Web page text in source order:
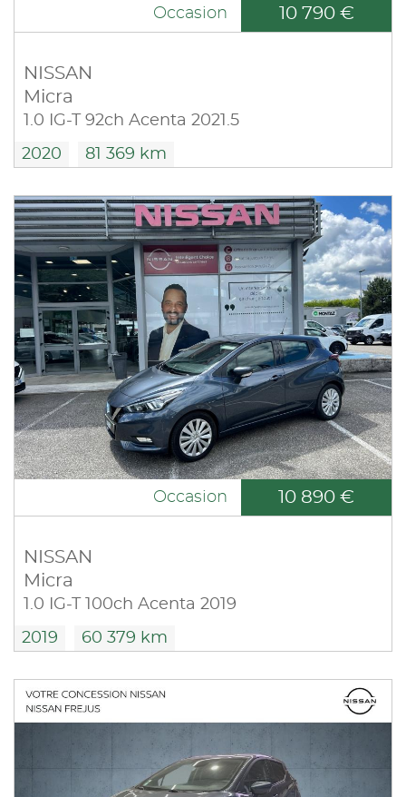
Occasion 10 790 €
NISSAN
Micra
1.0 IG-T 92ch Acenta 2021.5
2020 81 369 km
Occasion 10 890 €
NISSAN
Micra
1.0 IG-T 100ch Acenta 2019
2019 60 379 km